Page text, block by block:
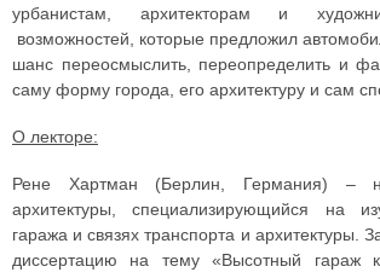
урбанистам, архитекторам и
возможностей, которые предложил
шанс переосмыслить, переопределить и
саму форму города, его архитектуру и сам
О лекторе:
Рене Хартман (Берлин, Германия) –
архитектуры, специализирующийся на
гаража и связях транспорта и архитектуры.
диссертацию на тему «Высотный гараж